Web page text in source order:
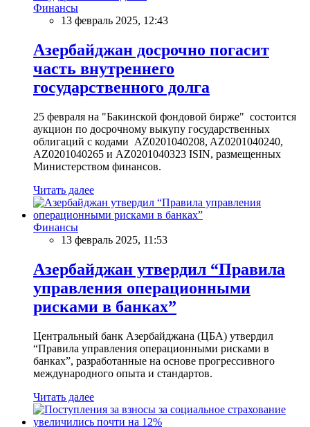
Финансы
13 февраль 2025, 12:43
Азербайджан досрочно погасит
часть внутреннего
государственного долга
25 февраля на "Бакинской фондовой бирже" состоится
аукцион по досрочному выкупу государственных
облигаций с кодами AZ0201040208, AZ0201040240,
AZ0201040265 и AZ0201040323 ISIN, размещенных
Министерством финансов.
Читать далее
Финансы
13 февраль 2025, 11:53
Азербайджан утвердил “Правила
управления операционными
рисками в банках”
Центральный банк Азербайджана (ЦБА) утвердил
“Правила управления операционными рисками в
банках”, разработанные на основе прогрессивного
международного опыта и стандартов.
Читать далее